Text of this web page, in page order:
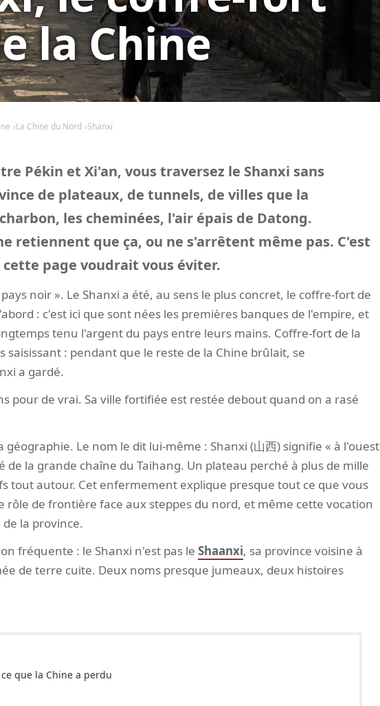
la Chine
La Chine du Nord Shanxi
Pékin et Xi'an, vous traversez le Shanxi sans
de plateaux, de tunnels, de villes que la
les cheminées, l'air épais de Datong.
retiennent que ça, ou ne s'arrêtent même pas. C'est
page voudrait vous éviter.
noir ». Le Shanxi a été, au sens le plus concret, le coffre-fort de
: c'est ici que sont nées les premières banques de l'empire, et
tenu l'argent du pays entre leurs mains. Coffre-fort de la
saisissant : pendant que le reste de la Chine brûlait, se
a gardé.
pour de vrai. Sa ville fortifiée est restée debout quand on a rasé
géographie. Le nom le dit lui-même : Shanxi (山西) signifie « à l'ouest
de la grande chaîne du Taihang. Un plateau perché à plus de mille
tout autour. Cet enfermement explique presque tout ce que vous
rôle de frontière face aux steppes du nord, et même cette vocation
la province.
fréquente : le Shanxi n'est pas le Shaanxi, sa province voisine à
de terre cuite. Deux noms presque jumeaux, deux histoires
que la Chine a perdu